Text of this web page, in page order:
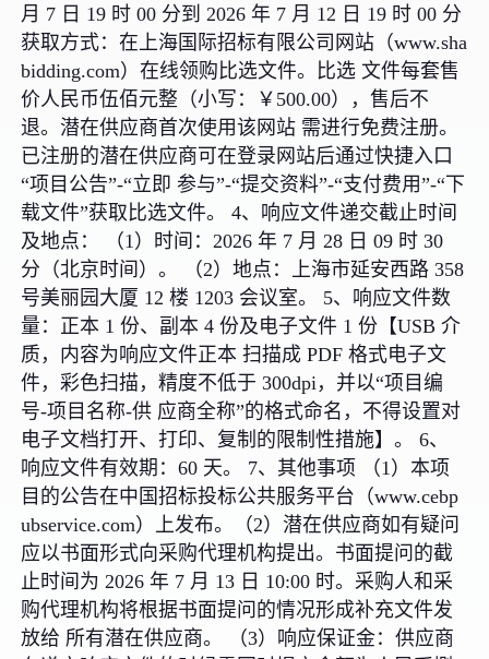
月 7 日 19 时 00 分到 2026 年 7 月 12 日 19 时 00 分
获取方式：在上海国际招标有限公司网站（www.sha
bidding.com）在线领购比选文件。比选 文件每套售
价人民币伍佰元整（小写：￥500.00），售后不
退。潜在供应商首次使用该网站 需进行免费注册。
已注册的潜在供应商可在登录网站后通过快捷入口
“项目公告”-“立即 参与”-“提交资料”-“支付费用”-“下
载文件”获取比选文件。 4、响应文件递交截止时间
及地点： （1）时间：2026 年 7 月 28 日 09 时 30
分（北京时间）。 （2）地点：上海市延安西路 358
号美丽园大厦 12 楼 1203 会议室。 5、响应文件数
量：正本 1 份、副本 4 份及电子文件 1 份【USB 介
质，内容为响应文件正本 扫描成 PDF 格式电子文
件，彩色扫描，精度不低于 300dpi，并以“项目编
号-项目名称-供 应商全称”的格式命名，不得设置对
电子文档打开、打印、复制的限制性措施】。 6、
响应文件有效期：60 天。 7、其他事项 （1）本项
目的公告在中国招标投标公共服务平台（www.cebp
ubservice.com）上发布。（2）潜在供应商如有疑问
应以书面形式向采购代理机构提出。书面提问的截
止时间为 2026 年 7 月 13 日 10:00 时。采购人和采
购代理机构将根据书面提问的情况形成补充文件发
放给 所有潜在供应商。 （3）响应保证金：供应商